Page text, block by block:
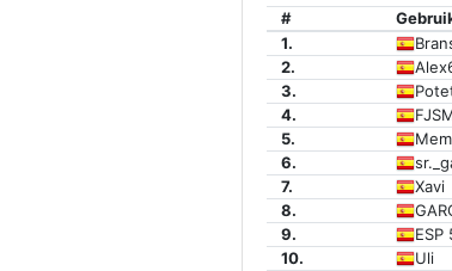
#
1.
2.
3.
4.
5.
6.
7.
Xavi
8.
9.
ESP
10.
Uli